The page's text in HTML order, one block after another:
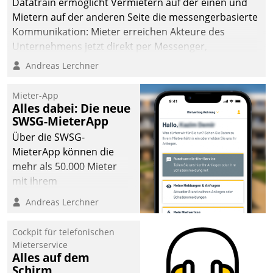
man auf
Cloudtechnologie,
bewährte und Startup-
agile Projektmethoden.
Mietern auf der anderen Seite die messengerbasierte
Kommunikation: Mieter erreichen Akteure des
Unternehmens jetzt direkt per Messenger,
Mitarbeiter oder Dienstleister empfangen oder
Andreas Lerchner
Mieter-App
Alles dabei: Die neue
SWSG-MieterApp
Über die SWSG-
MieterApp können die
mehr als 50.000 Mieter
mit ihrem
Wohnungsunternehmen
kommunizieren, auf dem
einsehen und ändern
oder
Schadensmeldungen
Andreas Lerchner
Cockpit für telefonischen
Mieterservice
Alles auf dem